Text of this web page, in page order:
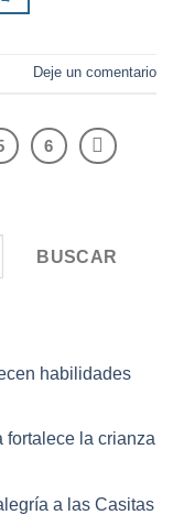
Deje un comentario
6
BUSCAR
habilidades
fortalece la crianza
a las Casitas